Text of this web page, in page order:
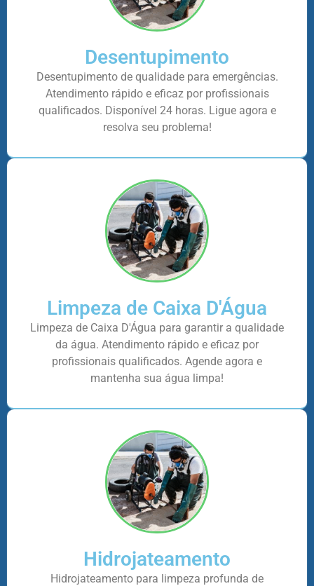
Desentupimento
Desentupimento de qualidade para emergências.
Atendimento rápido e eficaz por profissionais
qualificados. Disponível 24 horas. Ligue agora e
resolva seu problema!
Limpeza de Caixa D'Água
Limpeza de Caixa D'Água para garantir a qualidade
da água. Atendimento rápido e eficaz por
profissionais qualificados. Agende agora e
mantenha sua água limpa!
Hidrojateamento
Hidrojateamento para limpeza profunda de